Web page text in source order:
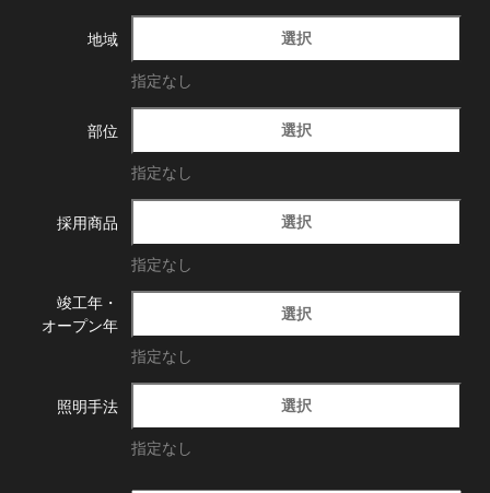
地域 選択
指定なし
部位 選択
指定なし
採用商品 選択
指定なし
竣工年・
オープン年
選択
指定なし
照明手法 選択
指定なし